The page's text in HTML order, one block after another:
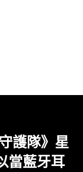
護隊》星
當藍牙耳